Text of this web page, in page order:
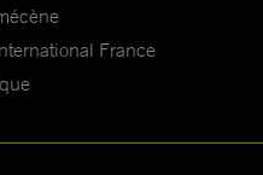
France